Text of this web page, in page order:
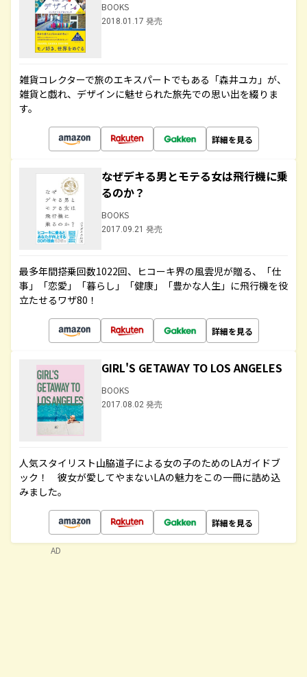
BOOKS
2018.01.17 発売
雑貨コレクターで旅のエキスパートでもある「森井ユカ」が、
雑貨と戯れ、デザインに魅せられた旅先での思い出を綴りま
す。
詳細を見る
なぜデキる男とモテる女は飛行機に乗
るのか？
BOOKS
2017.09.21 発売
最多年間搭乗回数1022回、ヒコーキ界の風雲児が贈る、「仕
事」「恋愛」「暮らし」「健康」「豊かな人生」に飛行機を役
立たせるワザ80！
詳細を見る
GIRL'S GETAWAY TO LOS ANGELES
BOOKS
2017.08.02 発売
人気スタイリスト山脇道子による女の子のためのLAガイドブ
ック！ 彼女が愛してやまないLAの魅力をこの一冊に詰め込
みました。
詳細を見る
AD